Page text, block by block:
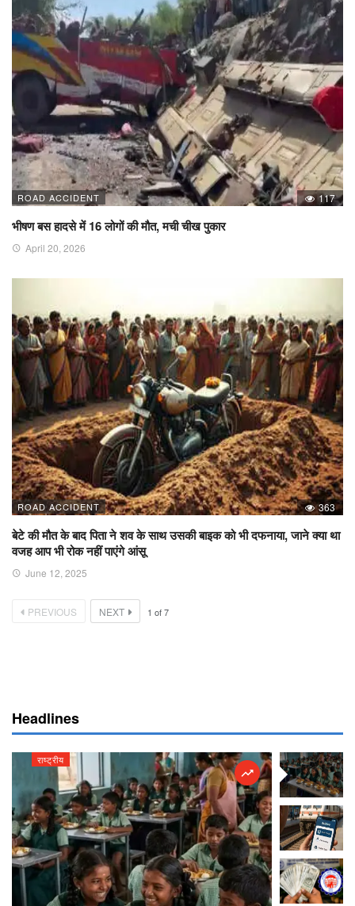
ROAD ACCIDENT 117
भीषण बस हादसे में 16 लोगों की मौत, मची चीख पुकार
April 20, 2026
ROAD ACCIDENT 363
बेटे की मौत के बाद पिता ने शव के साथ उसकी बाइक को भी दफनाया, जाने क्या था
वजह आप भी रोक नहीं पाएंगे आंसू
June 12, 2025
PREVIOUS NEXT 1 of7
Headlines
राष्ट्रीय राष्ट्रीय